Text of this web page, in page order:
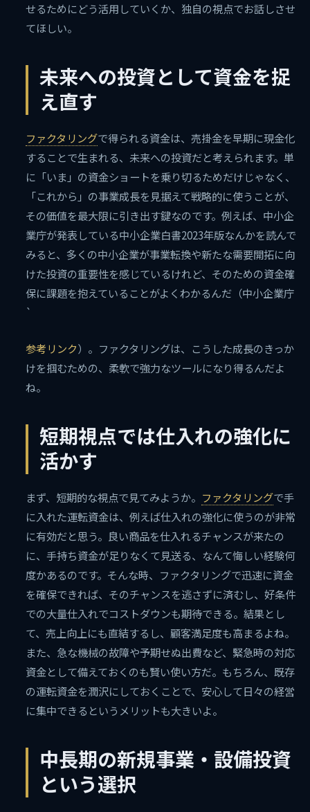
せるためにどう活用していくか、独自の視点でお話しさせ
てほしい。
未来への投資として資金を捉
え直す
ファクタリングで得られる資金は、売掛金を早期に現金化
することで生まれる、未来への投資だと考えられます。単
に「いま」の資金ショートを乗り切るためだけじゃなく、
「これから」の事業成長を見据えて戦略的に使うことが、
その価値を最大限に引き出す鍵なのです。例えば、中小企
業庁が発表している中小企業白書2023年版なんかを読んで
みると、多くの中小企業が事業転換や新たな需要開拓に向
けた投資の重要性を感じているけれど、そのための資金確
保に課題を抱えていることがよくわかるんだ（中小企業庁
`
参考リンク）。ファクタリングは、こうした成長のきっか
けを掴むための、柔軟で強力なツールになり得るんだよ
ね。
短期視点では仕入れの強化に
活かす
まず、短期的な視点で見てみようか。 ファクタリングで手
に入れた運転資金は、例えば仕入れの強化に使うのが非常
に有効だと思う。良い商品を仕入れるチャンスが来たの
に、手持ち資金が足りなくて見送る、なんて悔しい経験何
度かあるのです。そんな時、ファクタリングで迅速に資金
を確保できれば、そのチャンスを逃さずに済むし、好条件
での大量仕入れでコストダウンも期待できる。結果とし
て、売上向上にも直結するし、顧客満足度も高まるよね。
また、急な機械の故障や予期せぬ出費など、緊急時の対応
資金として備えておくのも賢い使い方だ。もちろん、既存
の運転資金を潤沢にしておくことで、安心して日々の経営
に集中できるというメリットも大きいよ。
中長期の新規事業・設備投資
という選択